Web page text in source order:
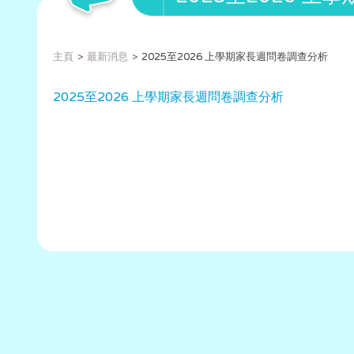
主頁 最新消息 2025至2026 上學期家長週問卷調查分析
2025至2026 上學期家長週問卷調查分析